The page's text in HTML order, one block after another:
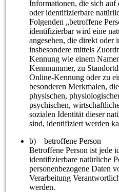
Informationen, die sich auf
oder identifizierbare
Folgenden „betroffene
identifizierbar wird eine
angesehen, die direkt oder
insbesondere mittels
Kennung wie einem
Kennnummer, zu
Online-Kennung oder zu
besonderen Merkmalen,
physischen,
psychischen,
sozialen Identität dieser
sind, identifiziert werden
b) betroffene Person
Betroffene Person ist jede
identifizierbare natürliche
personenbezogene Daten
Verarbeitung
werden.